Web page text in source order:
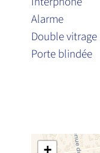
Alarme
Double vitrage
Porte blindée
+